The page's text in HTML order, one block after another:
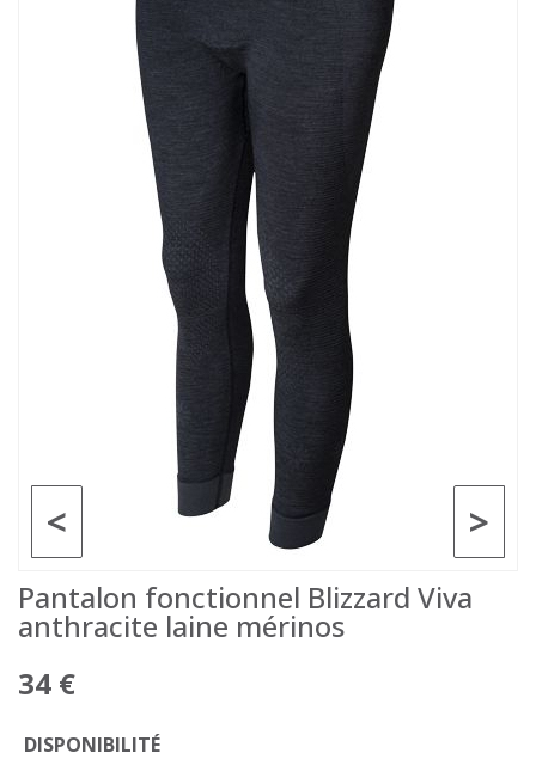
>
<
Pantalon fonctionnel Blizzard Viva
anthracite laine mérinos
34 €
DISPONIBILITÉ